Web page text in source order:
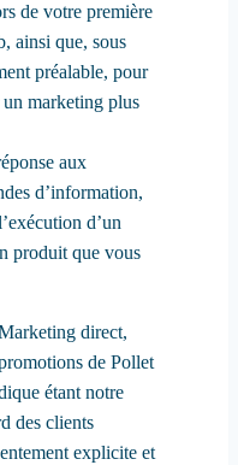
de votre première
ainsi que, sous
préalable, pour
marketing plus
aux
d’information,
d’un
produit que vous
direct,
de Pollet
étant notre
des clients
explicite et